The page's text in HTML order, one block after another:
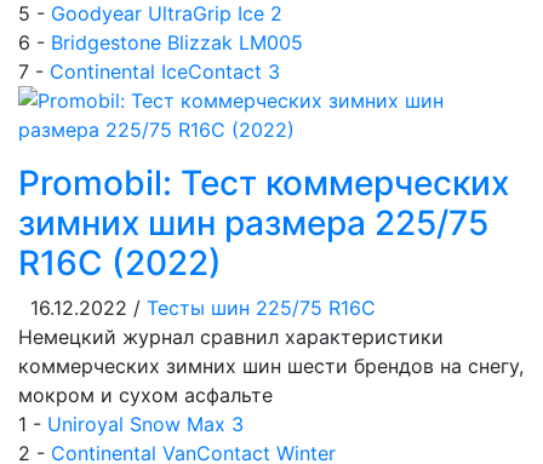
5 - Goodyear UltraGrip Ice 2
6 - Bridgestone Blizzak LM005
7 - Continental IceContact 3
Promobil: Тест коммерческих
зимних шин размера 225/75
R16C (2022)
16.12.2022 / Тесты шин 225/75 R16C
Немецкий журнал сравнил характеристики
коммерческих зимних шин шести брендов на снегу,
мокром и сухом асфальте
1 - Uniroyal Snow Max 3
2 - Continental VanContact Winter